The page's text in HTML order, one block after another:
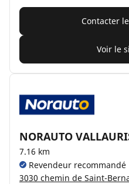
Contacter
Voir le
NORAUTO
7.16 km
Revendeur recommandé
3030 chemin de Saint-